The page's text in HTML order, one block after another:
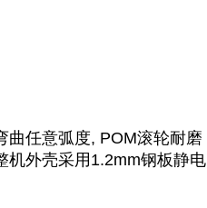
曲任意弧度, POM滚轮耐磨
机外壳采用1.2mm钢板静电